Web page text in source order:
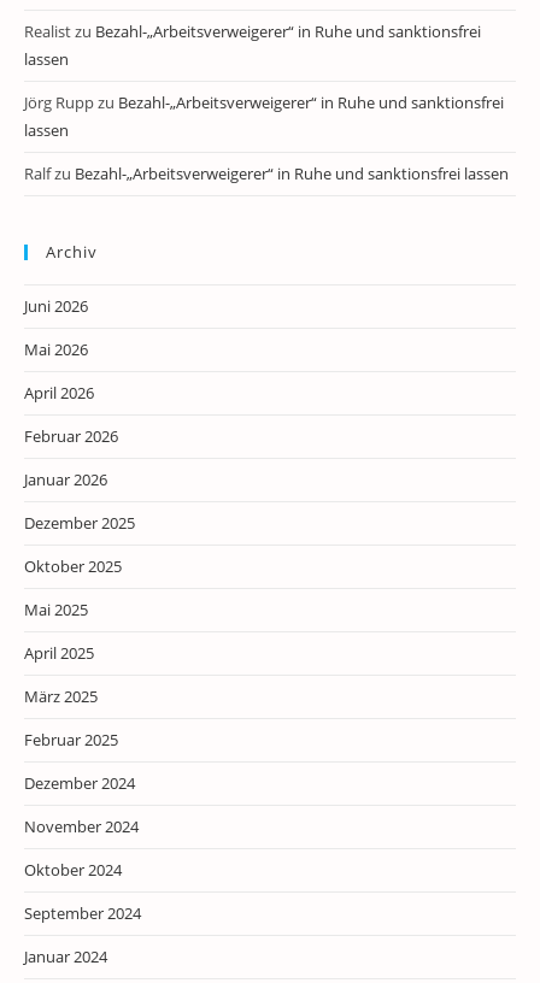
Realistzu Bezahl-„Arbeitsverweigerer“ in Ruhe und sanktionsfrei
lassen
Jörg Ruppzu Bezahl-„Arbeitsverweigerer“ in Ruhe und sanktionsfrei
lassen
Ralfzu Bezahl-„Arbeitsverweigerer“ in Ruhe und sanktionsfrei lassen
Archiv
Juni 2026
Mai 2026
April 2026
Februar 2026
Januar 2026
Dezember 2025
Oktober 2025
Mai 2025
April 2025
März 2025
Februar 2025
Dezember 2024
November 2024
Oktober 2024
September 2024
Januar 2024